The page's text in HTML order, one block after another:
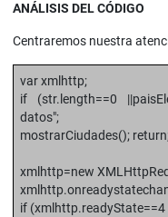
ANÁLISIS DEL CÓDIGO
Centraremos nuestra
var xmlhttp;
if (str.length==0
datos";
mostrarCiudades();
xmlhttp=new
if